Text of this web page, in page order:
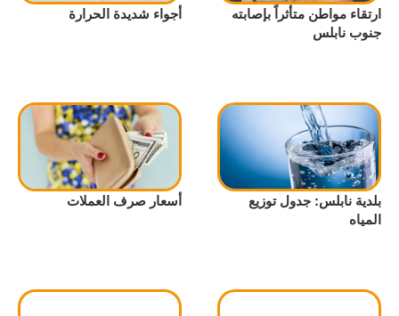
ارتقاء مواطن متأثراً بإصابته
جنوب نابلس
أجواء شديدة الحرارة
بلدية نابلس: جدول توزيع
المياه
أسعار صرف العملات